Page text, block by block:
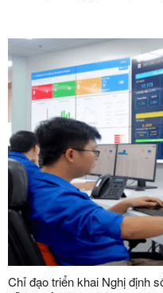
Chỉ đạo triển khai Nghị định